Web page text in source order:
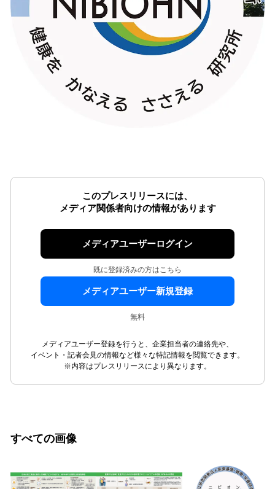
このプレスリリースには、
メディア関係者向けの情報があります
メディアユーザーログイン
既に登録済みの方はこちら
メディアユーザー新規登録
無料
メディアユーザー登録を行うと、企業担当者の連絡先や、
イベント・記者会見の情報など様々な特記情報を閲覧できます。
※内容はプレスリリースにより異なります。
すべての画像